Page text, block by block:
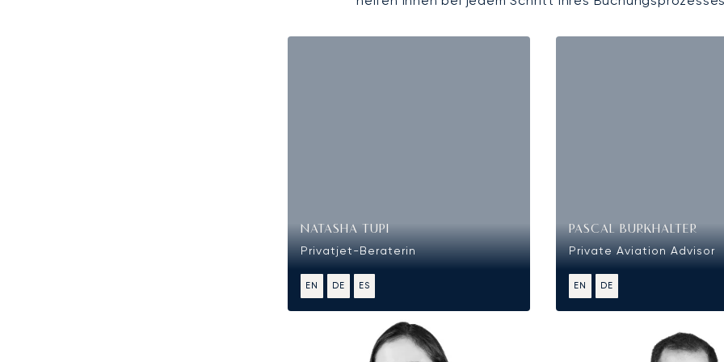
NATASHA TUPI
Privatjet-Beraterin
EN DE ES
PASCAL BURKHALTER
Private Aviation Advisor
EN DE